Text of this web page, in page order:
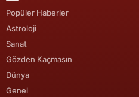
Popüler Haberler
Astroloji
Sanat
Gözden Kaçmasın
Dünya
Genel